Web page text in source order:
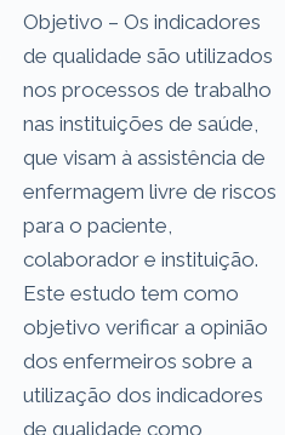
Objetivo – Os indicadores
de qualidade são utilizados
nos processos de trabalho
nas instituições de saúde,
que visam à assistência de
enfermagem livre de riscos
para o paciente,
colaborador e instituição.
Este estudo tem como
objetivo verificar a opinião
dos enfermeiros sobre a
utilização dos indicadores
de qualidade como